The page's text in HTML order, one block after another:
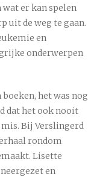
er kan spelen
uit de weg te gaan.
en
onderwerpen
het was nog
dat het ook nooit
Bij Verslingerd
rondom
Lisette
en